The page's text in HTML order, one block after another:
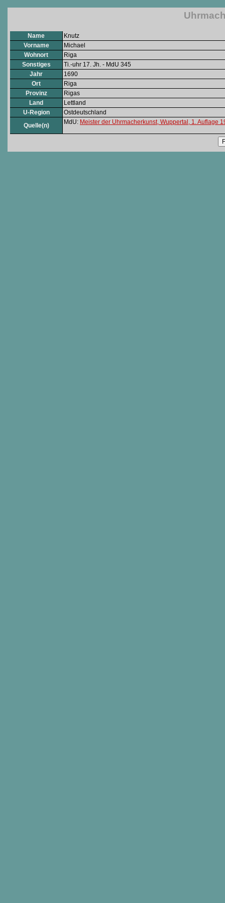
Name
Knutz
Vorname
Michael
Wohnort
Riga
Sonstiges
Ti.-uhr 17. Jh. - MdU 345
Jahr
1690
Ort
Riga
Provinz
Rigas
Land
Lettland
U-Region
Ostdeutschland
Quelle(n)
MdU: Meister der Uhrmacherkunst, Wuppertal, 1. Auflage